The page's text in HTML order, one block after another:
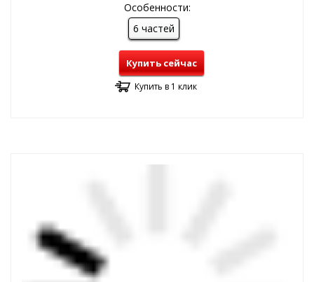
Особенности:
6 частей
Купить сейчас
Купить в 1 клик